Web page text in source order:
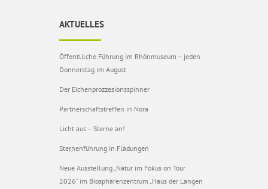
AKTUELLES
Öffentlilche Führung im Rhönmuseum – jeden
Donnerstag im August
Der Eichenprozzesionsspinner
Partnerschaftstreffen in Nora
Licht aus – Sterne an!
Sternenführung in Fladungen
Neue Ausstellung „Natur im Fokus on Tour
2026“ im Biosphärenzentrum „Haus der Langen